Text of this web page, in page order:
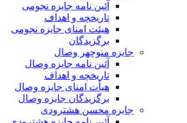
آئین نامه جایزه نجومی
تاریخچه و اهداف
هیئت امنای جایزه نجومی
برگزیدگان
جایزه منوچهر وصال
آئین نامه جایزه وصال
تاریخچه و اهداف
هیأت امنای جایزه وصال
برگزیدگان جایزه وصال
جایزه محسن هشترودی